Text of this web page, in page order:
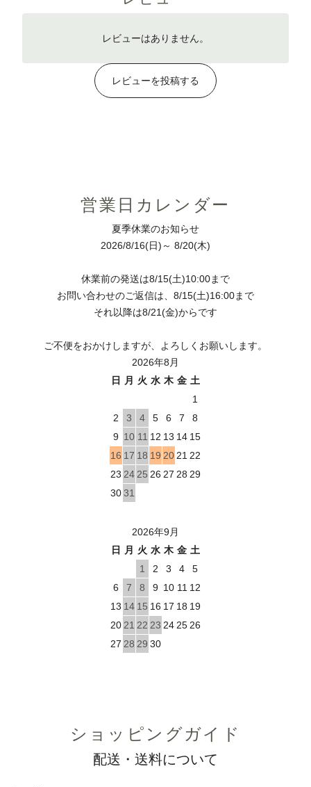
レビューはありません。
レビューを投稿する
営業日カレンダー
夏季休業のお知らせ
2026/8/16(日)～ 8/20(木)
休業前の発送は8/15(土)10:00まで
お問い合わせのご返信は、8/15(土)16:00まで
それ以降は8/21(金)からです
ご不便をおかけしますが、よろしくお願いします。
2026年8月
日
月 火 水 木 金 土
1
2
3 4 5 6 7
8
9 10 11 12 13 14 15
16 17 18 19 202122
23 2425 26 27 28 29
3031
2026年9月
日
月 火 水 木 金 土
1
2 3 4
5
6
7 8 9 10 11 12
13 14 15 16 17 18 19
2021 22 23 242526
27 28 29 30
ショッピングガイド
配送・送料について